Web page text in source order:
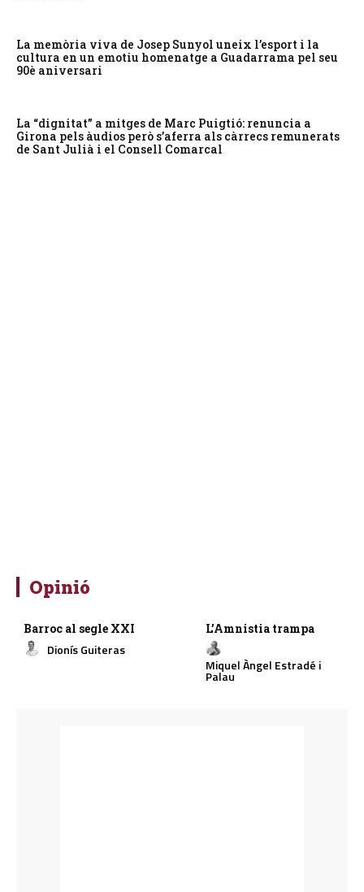
La memòria viva de Josep Sunyol uneix l’esport i la
cultura en un emotiu homenatge a Guadarrama pel seu
90è aniversari
La “dignitat” a mitges de Marc Puigtió: renuncia a
Girona pels àudios però s’aferra als càrrecs remunerats
de Sant Julià i el Consell Comarcal
Opinió
Barroc al segle XXI
Dionís Guiteras
L’Amnistia trampa
Miquel Àngel Estradé i
Palau